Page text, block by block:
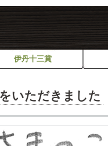
伊丹十三賞
いただきました